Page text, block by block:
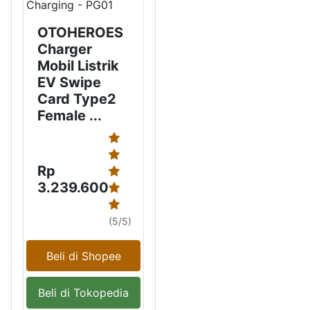
OTOHEROES
Charger
Mobil Listrik
EV Swipe
Card Type2
Female ...
Rp
3.239.600
(5/5)
Beli di Shopee
Beli di Tokopedia